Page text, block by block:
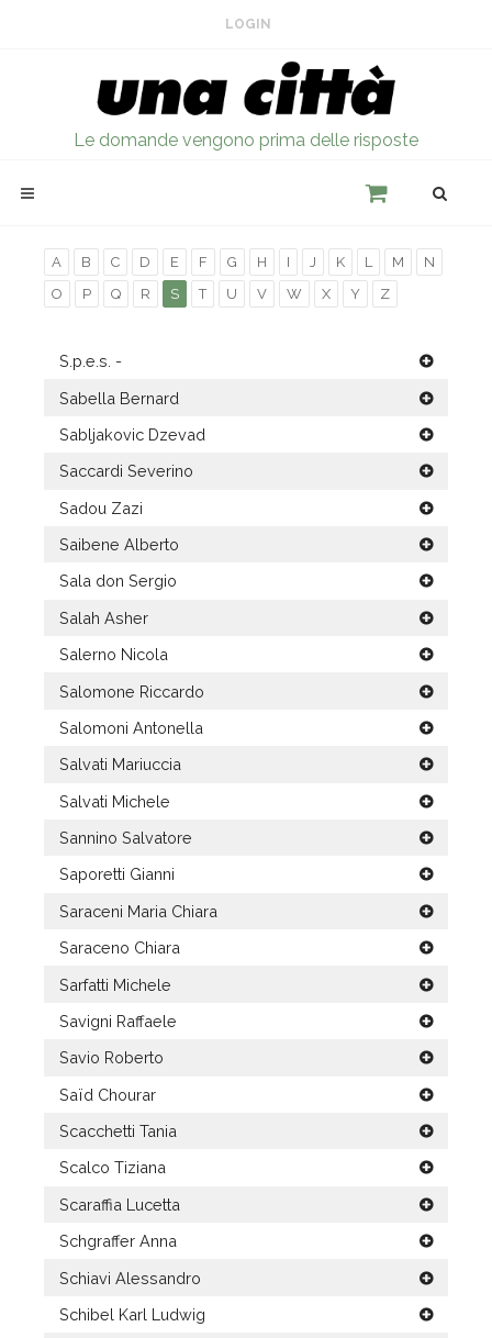
LOGIN
Le domande vengono prima delle risposte
A B C D E F G H I J K L M
N
O
P Q R S T U V W X Y Z
S.p.e.s. -
Sabella Bernard
Sabljakovic Dzevad
Saccardi Severino
Sadou Zazi
Saibene Alberto
Sala don Sergio
Salah Asher
Salerno Nicola
Salomone Riccardo
Salomoni Antonella
Salvati Mariuccia
Salvati Michele
Sannino Salvatore
Saporetti Gianni
Saraceni Maria Chiara
Saraceno Chiara
Sarfatti Michele
Savigni Raffaele
Savio Roberto
Saïd Chourar
Scacchetti Tania
Scalco Tiziana
Scaraffia Lucetta
Schgraffer Anna
Schiavi Alessandro
Schibel Karl Ludwig